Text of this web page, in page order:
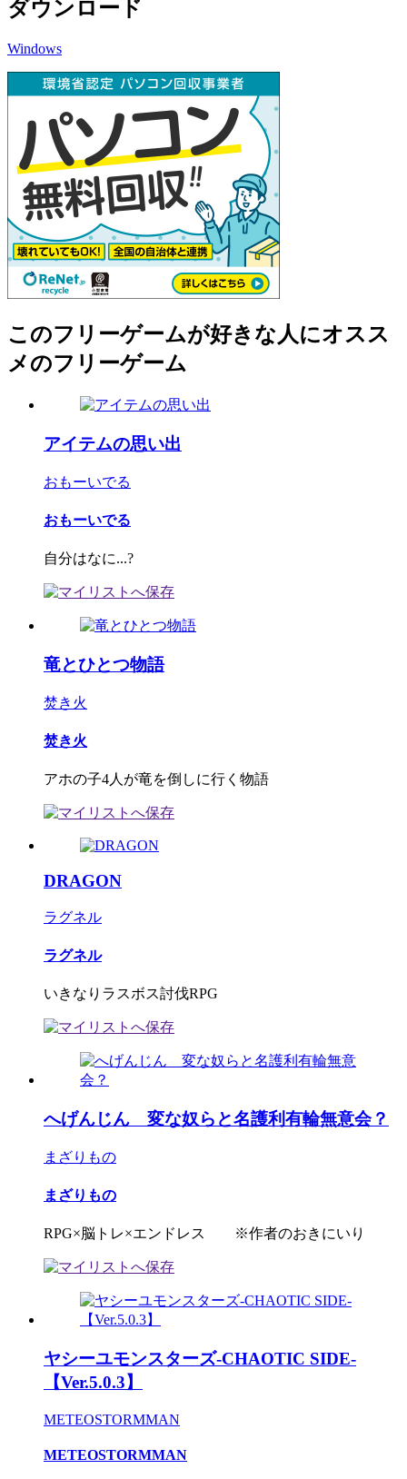
ダウンロード
Windows
このフリーゲームが好きな人にオスス
メのフリーゲーム
アイテムの思い出
おもーいでる
おもーいでる
自分はなに...?
竜とひとつ物語
焚き火
焚き火
アホの子4人が竜を倒しに行く物語
DRAGON
ラグネル
ラグネル
いきなりラスボス討伐RPG
へげんじん 変な奴らと名護利有輪無意会？
まざりもの
まざりもの
RPG×脳トレ×エンドレス ※作者のおきにいり
ヤシーユモンスターズ-CHAOTIC SIDE-
【Ver.5.0.3】
METEOSTORMMAN
METEOSTORMMAN